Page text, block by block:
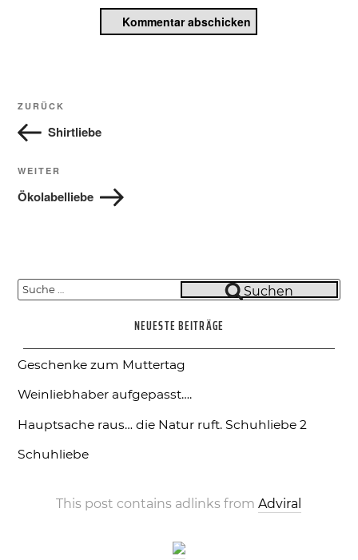
Beitragsnavigation
Vorheriger
Beitrag
ZURÜCK
Shirtliebe
Nächster
Beitrag
WEITER
Ökolabelliebe
Suche
Suchen
NEUESTE BEITRÄGE
Geschenke zum Muttertag
Weinliebhaber aufgepasst….
Hauptsache raus… die Natur ruft. Schuhliebe 2
Schuhliebe
This post contains adlinks fromAdviral